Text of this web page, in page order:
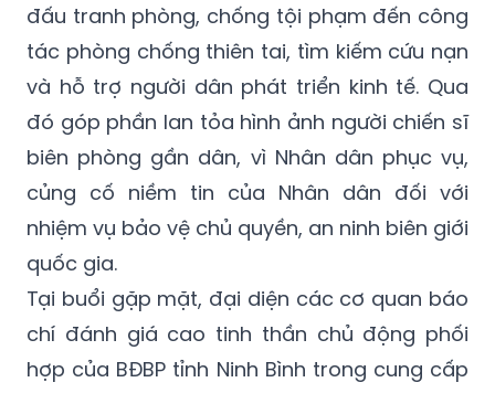
đấu tranh phòng, chống tội phạm đến công
tác phòng chống thiên tai, tìm kiếm cứu nạn
và hỗ trợ người dân phát triển kinh tế. Qua
đó góp phần lan tỏa hình ảnh người chiến sĩ
biên phòng gần dân, vì Nhân dân phục vụ,
củng cố niềm tin của Nhân dân đối với
nhiệm vụ bảo vệ chủ quyền, an ninh biên giới
quốc gia.
Tại buổi gặp mặt, đại diện các cơ quan báo
chí đánh giá cao tinh thần chủ động phối
hợp của BĐBP tỉnh Ninh Bình trong cung cấp